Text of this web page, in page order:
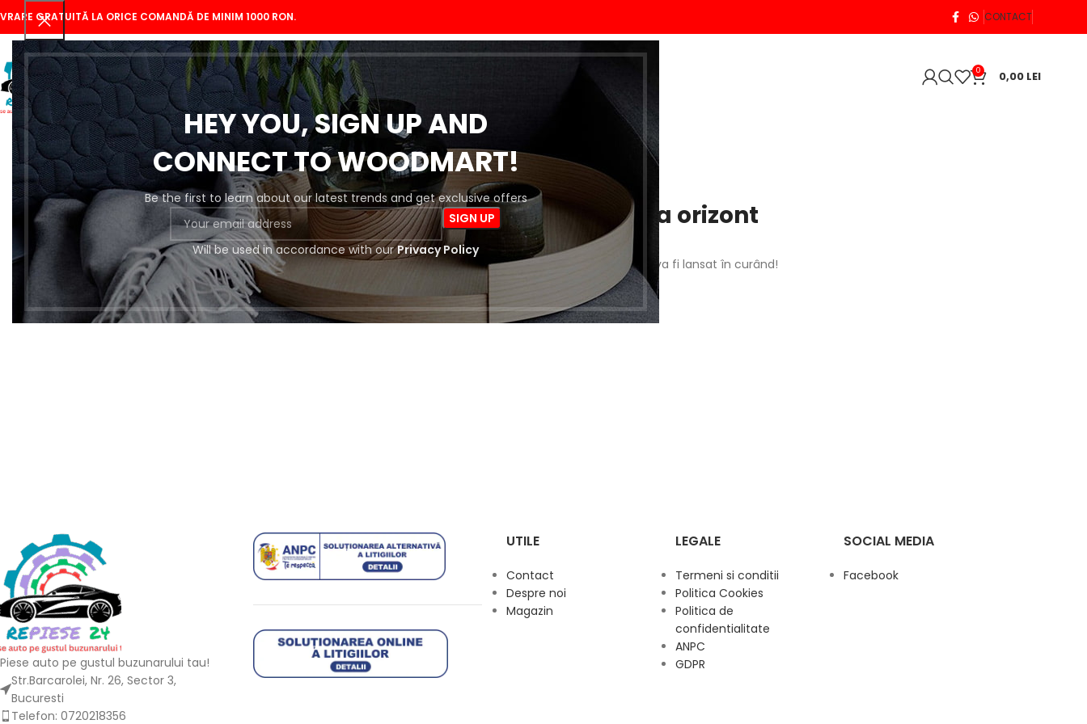
HEY YOU, SIGN UP AND
CONNECT TO WOODMART!
Be the first to learn about our latest trends and get exclusive offers
Will be used in accordance with ourPrivacy Policy
GRATUITĂ LA ORICE COMANDĂ DE MINIM 1000 RON. CONTACT
0 0,00 LEI
Se întrevăd lucruri mărețe la orizont
Pregătirea este importantă! Magazinul nostru este în lucru și va fi lansat în curând!
Piese auto pe gustul buzunarului tau!
Str.Barcarolei, Nr. 26, Sector 3,
Bucuresti
Telefon: 0720218356
UTILE
Contact
Despre noi
Magazin
LEGALE
Termeni si conditii
Politica Cookies
Politica de
confidentialitate
ANPC
GDPR
SOCIAL MEDIA
Facebook